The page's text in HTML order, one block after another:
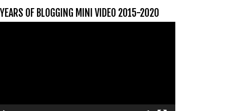
OF BLOGGING MINI VIDEO 2015-2020